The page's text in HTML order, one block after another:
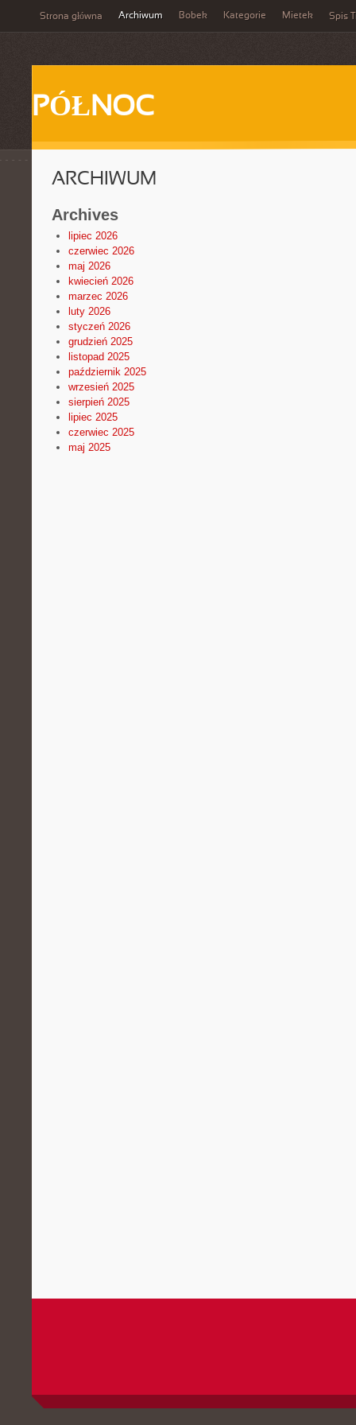
Strona główna Archiwum Bobek Kategorie Mietek Spis
PÓŁNOC
ARCHIWUM
Archives
lipiec 2026
czerwiec 2026
maj 2026
kwiecień 2026
marzec 2026
luty 2026
styczeń 2026
grudzień 2025
listopad 2025
październik 2025
wrzesień 2025
sierpień 2025
lipiec 2025
czerwiec 2025
maj 2025